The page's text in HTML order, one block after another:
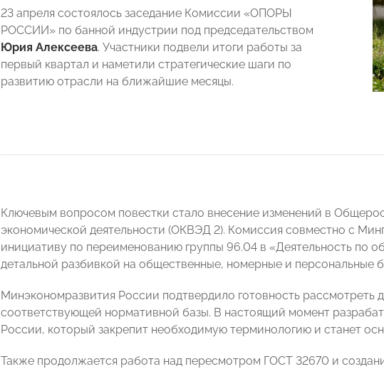
23 апреля состоялось заседание Комиссии «ОПОРЫ
РОССИИ» по банной индустрии под председательством
Юрия Алексеева. Участники подвели итоги работы за
первый квартал и наметили стратегические шаги по
развитию отрасли на ближайшие месяцы.
Ключевым вопросом повестки стало внесение изменений в
экономической деятельности (ОКВЭД 2). Комиссия совместно с
инициативу по переименованию группы 96.04 в «Деятельность по
детальной разбивкой на общественные, номерные и персональные
Минэкономразвития России подтвердило готовность рассмотреть
соответствующей нормативной базы. В настоящий момент
России, который закрепит необходимую терминологию и станет
Также продолжается работа над пересмотром ГОСТ 32670 и